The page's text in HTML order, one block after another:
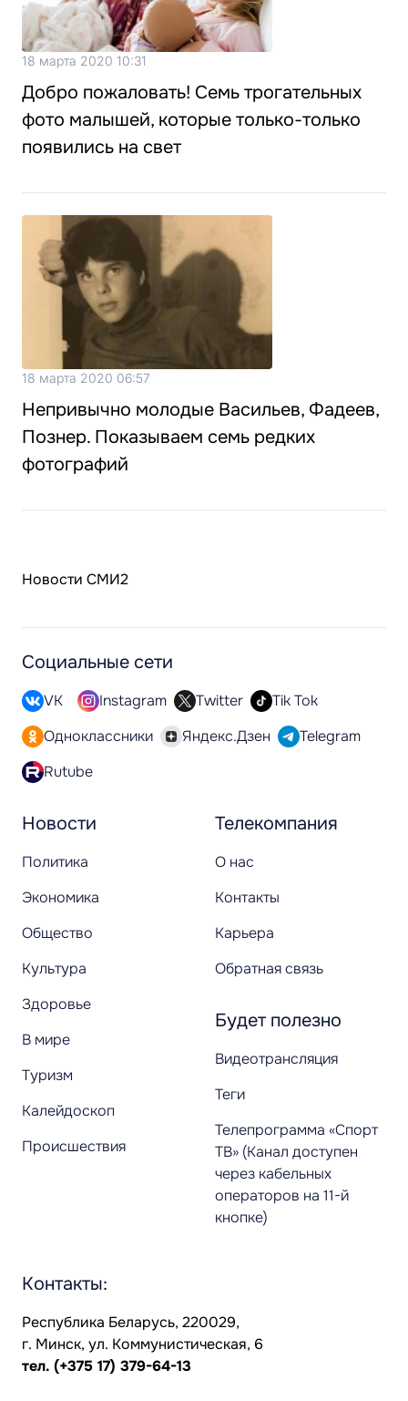
18 марта 2020 10:31
Добро пожаловать! Семь трогательных
фото малышей, которые только-только
появились на свет
18 марта 2020 06:57
Непривычно молодые Васильев, Фадеев,
Познер. Показываем семь редких
фотографий
Новости СМИ2
Новости
Политика
Экономика
Общество
Культура
Здоровье
В мире
Туризм
Калейдоскоп
Происшествия
Телекомпания
О нас
Контакты
Карьера
Обратная связь
Будет полезно
Видеотрансляция
Теги
Телепрограмма «Спорт
ТВ» (Канал доступен
через кабельных
операторов на 11-й
кнопке)
Социальные сети
VK Instagram Twitter
Tik Tok
Одноклассники
Яндекс.Дзен
Telegram
Rutube
Контакты:
Республика Беларусь, 220029,
г. Минск, ул. Коммунистическая, 6
тел. (+375 17) 379-64-13